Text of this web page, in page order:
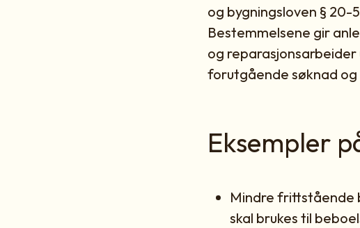
og bygningsloven § 20-
Bestemmelsene gir
og
forutgående søknad
Eksempler
Mindre frittstående
skal brukes til